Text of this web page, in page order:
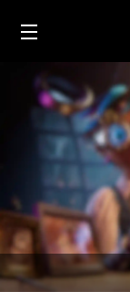
Toggle menu